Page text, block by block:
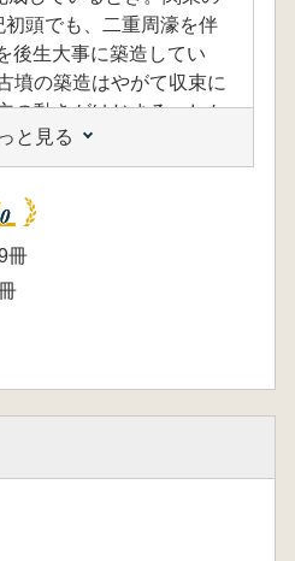
頭でも、二重周濠を伴
後生大事に築造してい
墳の築造はやがて収束に
の動きがはじまる。しか
おいてそのプロセスは非
方後円墳→方墳→寺院と
れる群馬県山王廃寺や千
外的なケース。本書で
院の専門家を一堂に集
差異を明らかにするよう
ー12『関東の後期古墳
活用いただきたい。
鍵となっている。とりわ
ちつつ、それぞれが新た
いった。古墳と寺院の接
と見る
冊